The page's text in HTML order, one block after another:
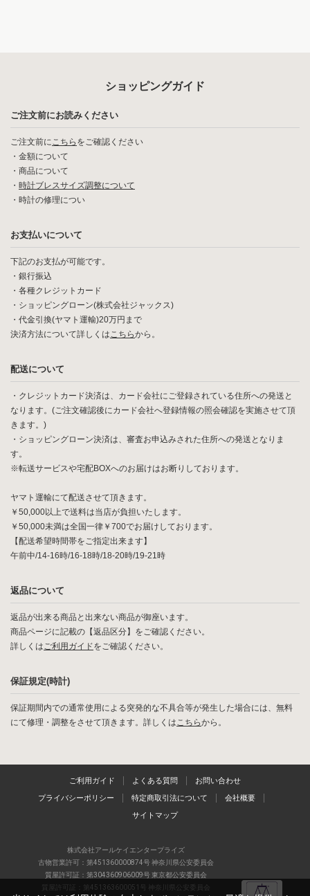
ショッピングガイド
ご注文前にお読みください
ご注文前にこちら をご確認ください
・ 金額について
・ 商品について
・ 時計ブレスサイズ調整について
・ 時計の修理につい
お支払いについて
下記のお支払が可能です。
・銀行振込
・各種クレジットカード
・ショッピングローン(株式会社ジャックス)
・代金引換(ヤマト運輸)20万円まで
決済方法について詳しくはこちらから。
配送について
・クレジットカード決済は、カード会社にご登録されている住所への発送と
なります。(ご注文確認後にカード会社へ登録情報の照会確認を実施させて頂
きます。)
・ショッピングローン決済は、審査お申込みされた住所への発送となりま
す。
※転送サービスや宅配BOXへのお届けはお断りしております。
ヤマト運輸にて配送させて頂きます。
￥50,000以上で送料は当店が負担いたします。
￥50,000未満は全国一律￥700でお届けしております。
【配送希望時間帯をご指定出来ます】
午前中/14-16時/16-18時/18-20時/19-21時
返品について
返品が出来る商品と出来ない商品が御座います。
商品ページに記載の【返品区分】をご確認ください。
詳しくはご利用ガイドをご確認ください。
保証規定(時計)
保証期間内での通常使用による突発的な不具合等が発生した場合には、無料
にて修理・調整をさせて頂きます。詳しくはこちらから。
ご利用ガイド よくある質問 お問い合わせ
プライバシーポリシー 特定商取引法について 会社概要
サイトマップ
株式会社アールケイエンタープライズ
古物営業許可：第451360000874号 神奈川県公安委員会
質屋許可証：第304360906009号 東京都公安委員会
質屋許可証：第451363600051号 神奈川県公安委員会